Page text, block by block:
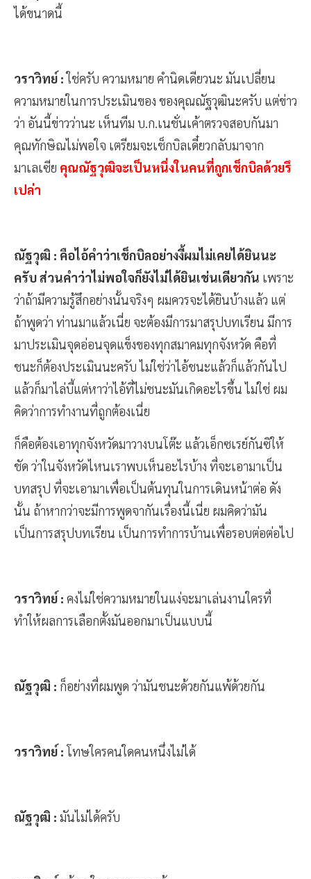
ได้ขนาดนี้
วราวิทย์ :ใช่ครับ ความหมาย คำนิดเดียวนะ มันเปลี่ยน
ความหมายในการประเมินของ ของคุณณัฐวุฒินะครับ แต่ข่าว
ว่า อันนี้ข่าวว่านะ เห็นทีม บ.ก.เนชั่นเค้าตรวจสอบกันมา
คุณทักษิณไม่พอใจ เตรียมจะเช็กบิลเดี๋ยวกลับมาจาก
มาเลเซีย คุณณัฐวุฒิจะเป็นหนึ่งในคนที่ถูกเช็กบิลด้วยรึ
เปล่า
ณัฐวุฒิ : คือไอ้คำว่าเช็กบิลอย่างงี้ผมไม่เคยได้ยินนะ
ครับ ส่วนคำว่าไม่พอใจก็ยังไม่ได้ยินเช่นเดียวกัน เพราะ
ว่าถ้ามีความรู้สึกอย่างนั้นจริงๆ ผมควรจะได้ยินบ้างแล้ว แต่
ถ้าพูดว่า ท่านมาแล้วเนี่ย จะต้องมีการมาสรุปบทเรียน มีการ
มาประเมินจุดอ่อนจุดแข็งของทุกสมาคมทุกจังหวัด คือที่
ชนะก็ต้องประเมินนะครับ ไม่ใช่ว่าไอ้ชนะแล้วก็แล้วกันไป
แล้วก็มาไล่บี้แต่หาว่าไอ้ที่ไม่ชนะมันเกิดอะไรขึ้น ไม่ใช่ ผม
คิดว่าการทำงานที่ถูกต้องเนี่ย
ก็คือต้องเอาทุกจังหวัดมาวางบนโต๊ะ แล้วเอ็กซเรย์กันซิให้
ชัด ว่าในจังหวัดไหนเราพบเห็นอะไรบ้าง ที่จะเอามาเป็น
บทสรุป ที่จะเอามาเพื่อเป็นต้นทุนในการเดินหน้าต่อ ดัง
นั้น ถ้าหากว่าจะมีการพูดจากันเรื่องนี้เนี่ย ผมคิดว่ามัน
เป็นการสรุปบทเรียน เป็นการทำการบ้านเพื่อรอบต่อต่อไป
วราวิทย์ : คงไม่ใช่ความหมายในแง่จะมาเล่นงานใครที่
ทำให้ผลการเลือกตั้งมันออกมาเป็นแบบนี้
ณัฐวุฒิ : ก็อย่างที่ผมพูด ว่ามันชนะด้วยกันแพ้ด้วยกัน
วราวิทย์ :โทษใครคนใดคนหนึ่งไม่ได้
ณัฐวุฒิ : มันไม่ได้ครับ